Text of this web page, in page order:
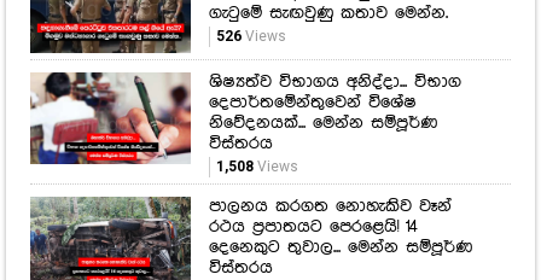
ගැටුමේ සැඟවුණු කතාව මෙන්න.
526Views
ශිෂ්‍යත්ව විභාගය අනිද්දා... විභාග
දෙපාර්තමේන්තුවෙන් විශේෂ
නිවේදනයක්... මෙන්න සම්පූර්ණ
විස්තරය
1,508Views
පාලනය කරගත නොහැකිව වෑන්
රථය ප්‍රපාතයට පෙරළෙයි! 14
දෙනෙකුට තුවාල... මෙන්න සම්පූර්ණ
විස්තරය